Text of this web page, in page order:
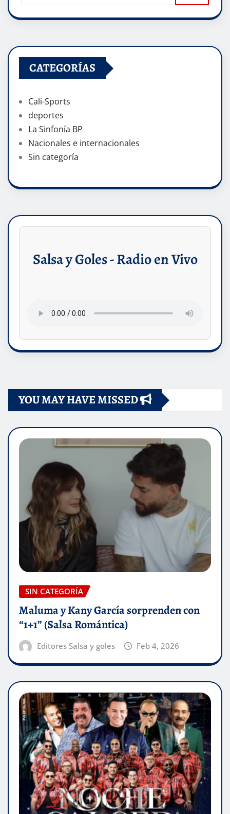
CATEGORÍAS
Cali-Sports
deportes
La Sinfonía BP
Nacionales e internacionales
Sin categoría
Salsa y Goles - Radio en Vivo
YOU MAY HAVE MISSED
SIN CATEGORÍA
Maluma y Kany García sorprenden con
“1+1” (Salsa Romántica)
Editores Salsa y goles Feb 4, 2026